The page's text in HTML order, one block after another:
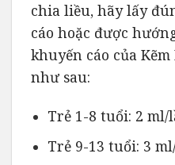
chia liều, hãy lấy
cáo hoặc được
khuyến cáo của
như sau:
Trẻ 1-8 tuổi: 2 ml/
Trẻ 9-13 tuổi: 3